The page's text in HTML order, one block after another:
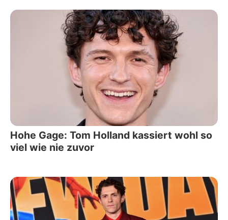
Hohe Gage: Tom Holland kassiert wohl so
viel wie nie zuvor